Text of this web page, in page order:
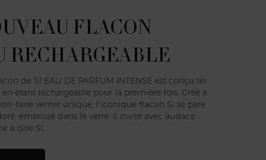
FLACON
RECHARGEABLE
de SÌ EAU DE PARFUM INTENSE est conçu tel
étant rechargeable pour la première fois. Créé à
faire verrier unique, l'iconique flacon Sì se pare
embossé dans le verre. Il invite avec audace
à dire Sì.